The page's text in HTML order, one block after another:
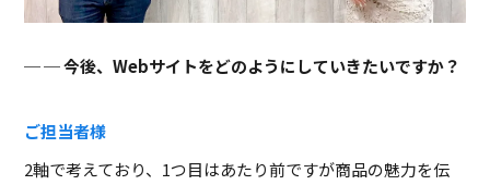
─ 今後、Webサイトをどのようにしていきたいですか？
ご担当者様
2軸で考えており、1つ目はあたり前ですが商品の魅力を伝